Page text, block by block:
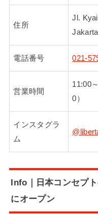
住所
Jl.
電話番号 021-
営業時間
11:00
0）
インスタグラ
ム
Info｜日本コンセプ
にオープン